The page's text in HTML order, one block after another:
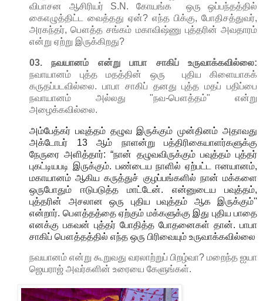
விபாசன
ஆசிரியர்S.N. கோயங்க ஒரு
ஒப்பந்தத்தில்
கைஎழுத்திட்ட வைத்தது ஏன்? எந்த பிக்கு, போதிசத்துவர்,
அரகந்தர்,பௌத்த சங்கம் மகாவிஷ்ணு புத்தரின் அவதாரம்
என்று ஏற்று இருக்கிறது?
03. நவயானம் என்று பாபா சாகிப் உருவாக்கவில்லை:
நவாயானம்
புத்த மதத்தின் ஒரு புதிய
கிளையாகக்
கருதப்படவில்லை. பாபா சாகிப் தனது புத்த மதப் பதிப்பை
நவாயானம்
அல்லது "நவ-பௌத்தம்"என்று
அழைக்கவில்லை.
அம்பேத்கர் பவுத்தம் தழுவ இருக்கும் முன்தினம் அதாவது
அக்டோபர் 13 ஆம் நாளன்று பத்திரிகையாளர்களுக்கு
நேருரை அளித்தார்: “நான் தழுவவிருக்கும் பவுத்தம் புத்தர்
புகட்டியபடி இருக்கும். பண்டைய நாளில் ஏற்பட்ட ஈனயானம்,
மகாயானம் ஆகிய கருத்துச் குழப்பங்களில் நான் மக்களை
ஒருபோதும் ஈடுபடுத்த மாட்டேன். என்னுடைய பவுத்தம்,
புத்தரின் அசலான ஒரு புதிய பவுத்தம் ஆக இருக்கும்''
என்றார். பௌத்தத்தை ஏற்கும் மக்களுக்கு இது புதிய பாதை
எனக்கு பகவன் புத்தர் போதித்த போதனைகள் தான். பாபா
சாகிப் பௌத்தத்தில் எந்த ஒரு பிரிவையும் உருவாக்கவில்லை
நவயானம் என்று கூறுவது வரலாற்றுப் பிறழ்வா? மறைந்த ஐயா
ஜெயராஜ் அவர்களின் உரையை கேளுங்கள்.